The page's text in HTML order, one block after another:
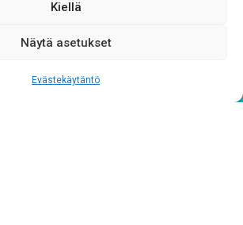
Kiellä
Näytä asetukset
Evästekäytäntö
*